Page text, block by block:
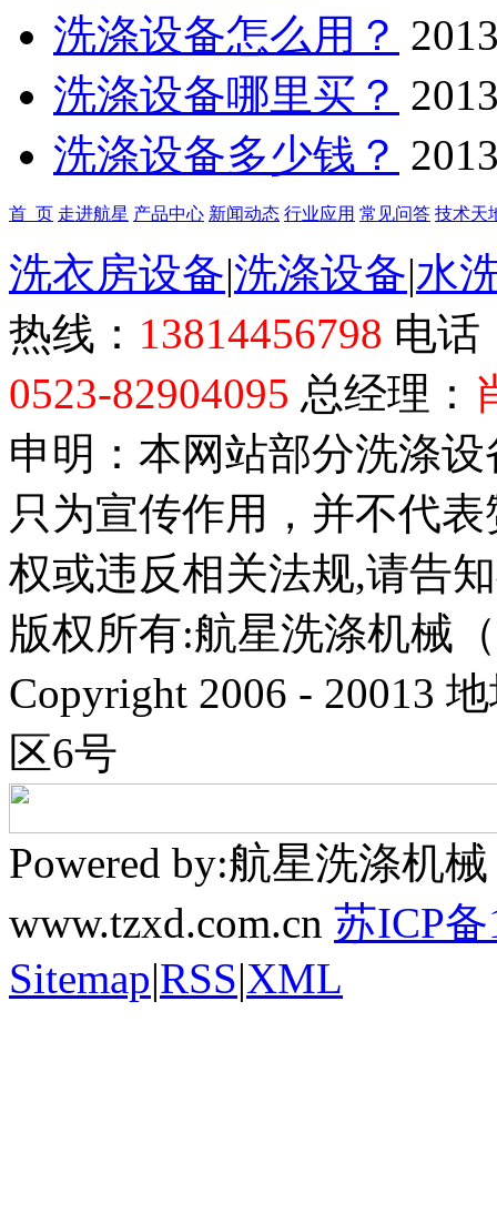
洗涤设备怎么用？
洗涤设备哪里买？
洗涤设备多少钱？
首 页 走进航星 产品中心 新闻动态 行业应用 常见问答 技术天
洗衣房设备|洗涤设备|水
热线： 13814456798 电话
0523-82904095 总经理：
申明：本网站部分洗涤
只为宣传作用，并不代
权或违反相关法规,请告
版权所有:航星洗涤机械
Copyright 2006 - 20013
区6号
Powered by:航星洗涤机
www.tzxd.com.cn 苏ICP
Sitemap|RSS|XML